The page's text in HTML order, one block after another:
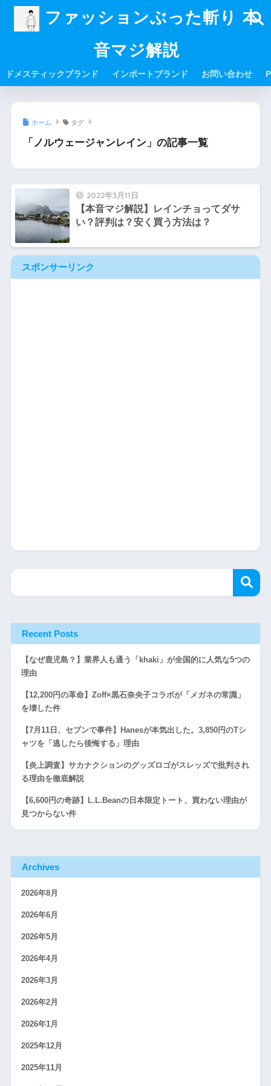
ファッションぶった斬り 本
音マジ解説
ドメスティックブランド インポートブランド お問い合わせ
ホーム タグ
「ノルウェージャンレイン」の記事一覧
2022年3月11日
【本音マジ解説】レインチョってダサ
い？評判は？安く買う方法は？
スポンサーリンク
Recent Posts
【なぜ鹿児島？】業界人も通う「khaki」が全国的に人気な5つの
理由
【12,200円の革命】Zoff×黒石奈央子コラボが「メガネの常識」
を壊した件
【7月11日、セブンで事件】Hanesが本気出した。3,850円のTシ
ャツを「逃したら後悔する」理由
【炎上調査】サカナクションのグッズロゴがスレッズで批判され
る理由を徹底解説
【6,600円の奇跡】L.L.Beanの日本限定トート、買わない理由が
見つからない件
Archives
2026年8月
2026年6月
2026年5月
2026年4月
2026年3月
2026年2月
2026年1月
2025年12月
2025年11月